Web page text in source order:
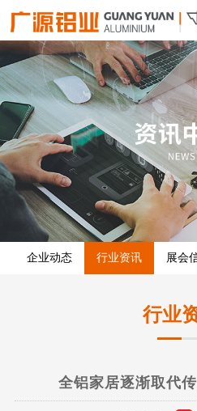
企业动态 行业资讯 展会
行业
全铝家居逐渐取代